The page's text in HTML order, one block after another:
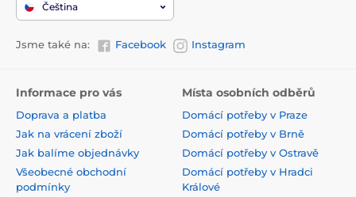
Čeština
Jsme také na: Facebook Instagram
Informace pro vás
Doprava a platba
Jak na vrácení zboží
Jak balíme objednávky
Všeobecné obchodní
podmínky
Místa osobních odběrů
Domácí potřeby v Praze
Domácí potřeby v Brně
Domácí potřeby v Ostravě
Domácí potřeby v Hradci
Králové